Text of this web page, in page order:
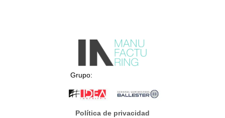
Grupo:
Política de privacidad